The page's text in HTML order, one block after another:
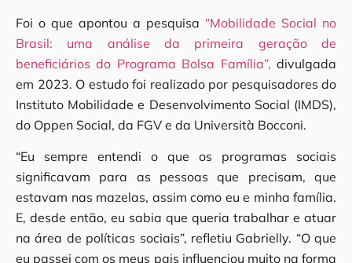
Foi o que apontou a pesquisa “Mobilidade Social no
Brasil: uma análise da primeira geração de
beneficiários do Programa Bolsa Família”, divulgada
em 2023. O estudo foi realizado por pesquisadores do
Instituto Mobilidade e Desenvolvimento Social (IMDS),
do Oppen Social, da FGV e da Università Bocconi.
“Eu sempre entendi o que os programas sociais
significavam para as pessoas que precisam, que
estavam nas mazelas, assim como eu e minha família.
E, desde então, eu sabia que queria trabalhar e atuar
na área de políticas sociais”, refletiu Gabrielly. “O que
eu passei com os meus pais influenciou muito na forma